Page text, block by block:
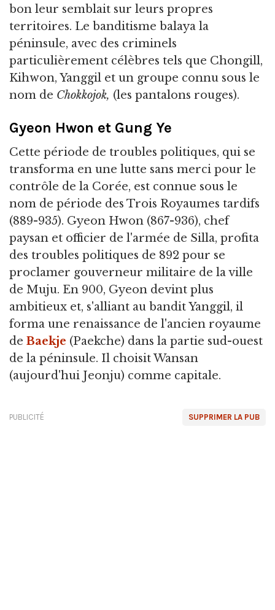
bon leur semblait sur leurs propres
territoires. Le banditisme balaya la
péninsule, avec des criminels
particulièrement célèbres tels que Chongill,
Kihwon, Yanggil et un groupe connu sous le
nom de Chokkojok, (les pantalons rouges).
Gyeon Hwon et Gung Ye
Cette période de troubles politiques, qui se
transforma en une lutte sans merci pour le
contrôle de la Corée, est connue sous le
nom de période des Trois Royaumes tardifs
(889-935). Gyeon Hwon (867-936), chef
paysan et officier de l'armée de Silla, profita
des troubles politiques de 892 pour se
proclamer gouverneur militaire de la ville
de Muju. En 900, Gyeon devint plus
ambitieux et, s'alliant au bandit Yanggil, il
forma une renaissance de l'ancien royaume
de Baekje (Paekche) dans la partie sud-ouest
de la péninsule. Il choisit Wansan
(aujourd'hui Jeonju) comme capitale.
SUPPRIMER LA PUB
PUBLICITÉ